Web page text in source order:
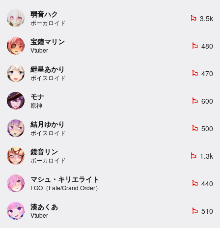
弱音ハク
ボーカロイド
emoji_flags 3.5k
宝鐘マリン
Vtuber
emoji_flags 480
紲星あかり
ボイスロイド
emoji_flags 470
モナ
原神
emoji_flags 600
結月ゆかり
ボイスロイド
emoji_flags 500
鏡音リン
ボーカロイド
emoji_flags 1.3k
マシュ・キリエライト
FGO（Fate/Grand Order）
emoji_flags 440
湊あくあ
Vtuber
emoji_flags 510